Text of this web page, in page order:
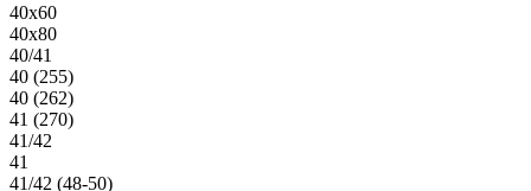
40х60
40х80
40/41
40 (255)
40 (262)
41 (270)
41/42
41
41/42 (48-50)